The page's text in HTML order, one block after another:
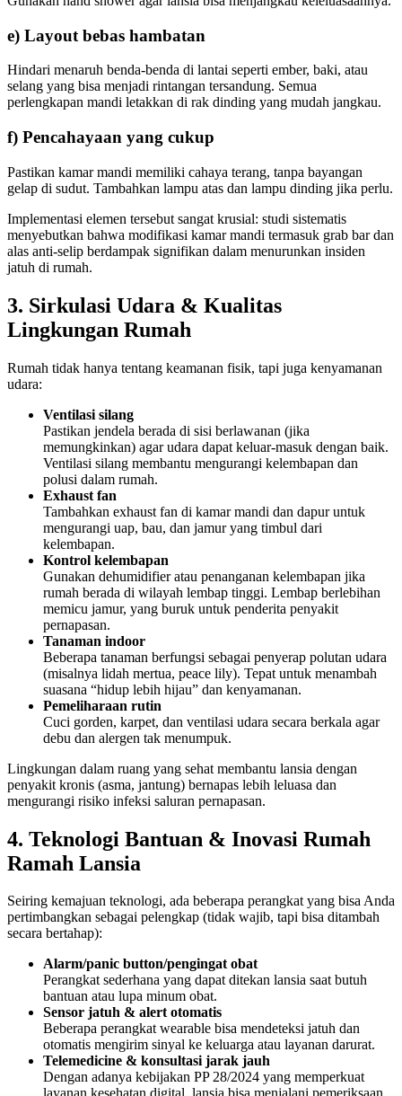
e) Layout bebas hambatan
Hindari menaruh benda-benda di lantai seperti ember, baki, atau
selang yang bisa menjadi rintangan tersandung. Semua
perlengkapan mandi letakkan di rak dinding yang mudah jangkau.
f) Pencahayaan yang cukup
Pastikan kamar mandi memiliki cahaya terang, tanpa bayangan
gelap di sudut. Tambahkan lampu atas dan lampu dinding jika perlu.
Implementasi elemen tersebut sangat krusial: studi sistematis
menyebutkan bahwa modifikasi kamar mandi termasuk grab bar dan
alas anti-selip berdampak signifikan dalam menurunkan insiden
jatuh di rumah.
3. Sirkulasi Udara & Kualitas
Lingkungan Rumah
Rumah tidak hanya tentang keamanan fisik, tapi juga kenyamanan
udara:
Ventilasi silang
Pastikan jendela berada di sisi berlawanan (jika
memungkinkan) agar udara dapat keluar-masuk dengan baik.
Ventilasi silang membantu mengurangi kelembapan dan
polusi dalam rumah.
Exhaust fan
Tambahkan exhaust fan di kamar mandi dan dapur untuk
mengurangi uap, bau, dan jamur yang timbul dari
kelembapan.
Kontrol kelembapan
Gunakan dehumidifier atau penanganan kelembapan jika
rumah berada di wilayah lembap tinggi. Lembap berlebihan
memicu jamur, yang buruk untuk penderita penyakit
pernapasan.
Tanaman indoor
Beberapa tanaman berfungsi sebagai penyerap polutan udara
(misalnya lidah mertua, peace lily). Tepat untuk menambah
suasana “hidup lebih hijau” dan kenyamanan.
Pemeliharaan rutin
Cuci gorden, karpet, dan ventilasi udara secara berkala agar
debu dan alergen tak menumpuk.
Lingkungan dalam ruang yang sehat membantu lansia dengan
penyakit kronis (asma, jantung) bernapas lebih leluasa dan
mengurangi risiko infeksi saluran pernapasan.
4. Teknologi Bantuan & Inovasi Rumah
Ramah Lansia
Seiring kemajuan teknologi, ada beberapa perangkat yang bisa Anda
pertimbangkan sebagai pelengkap (tidak wajib, tapi bisa ditambah
secara bertahap):
Alarm/panic button/pengingat obat
Perangkat sederhana yang dapat ditekan lansia saat butuh
bantuan atau lupa minum obat.
Sensor jatuh & alert otomatis
Beberapa perangkat wearable bisa mendeteksi jatuh dan
otomatis mengirim sinyal ke keluarga atau layanan darurat.
Telemedicine & konsultasi jarak jauh
Dengan adanya kebijakan PP 28/2024 yang memperkuat